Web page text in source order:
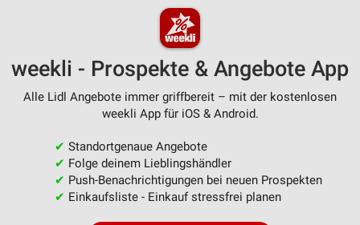
weekli - Prospekte & Angebote App
Alle Lidl Angebote immer griffbereit – mit der kostenlosen
weekli App für iOS & Android.
✔ Standortgenaue Angebote
✔ Folge deinem Lieblingshändler
✔ Push-Benachrichtigungen bei neuen Prospekten
✔ Einkaufsliste - Einkauf stressfrei planen
Erstellung von Profilen für personalisierte
Verwendung von Profilen zur Auswahl
personalisierter Werbung
Erstellung von Profilen zur Personalisierung
Verwendung von Profilen zur Auswahl
personalisierter Inhalte